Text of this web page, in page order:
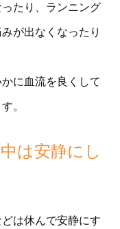
たり、ランニング
が出なくなったり
に血流を良くして
。
は安静にし
は休んで安静にす